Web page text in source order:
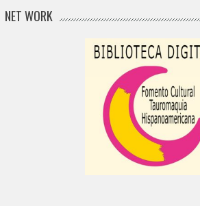
NET WORK